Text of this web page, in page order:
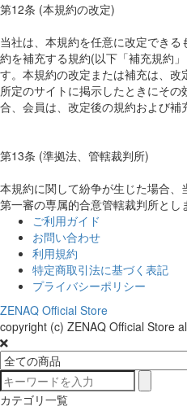
第12条 (本規約の改定)
当社は、本規約を任意に改定でき
約を補充する規約(以下「補充規約
す。本規約の改定または補充は、
所定のサイトに掲示したときにそ
合、会員は、改定後の規約および補
第13条 (準拠法、管轄裁判所)
本規約に関して紛争が生じた場合
第一審の専属的合意管轄裁判所とし
ご利用ガイド
お問い合わせ
利用規約
特定商取引法に基づく表記
プライバシーポリシー
ZENAQ Official Store
copyright (c) ZENAQ Official Store
カテゴリ一覧